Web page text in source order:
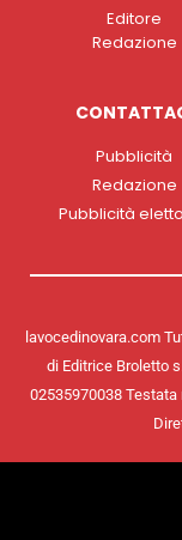
Editore
Redazione
Pubblicità
Redazione
Pubblicità
lavocedinovara.com
di Editrice Broletto
02535970038